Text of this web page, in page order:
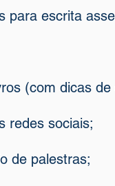
para escrita
(com dicas de
redes sociais;
de palestras;